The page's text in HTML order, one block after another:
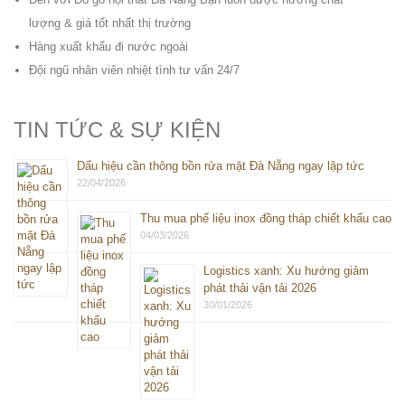
lượng & giá tốt nhất thị trường
Hàng xuất khẩu đi nước ngoài
Đội ngũ nhân viên nhiệt tình tư vấn 24/7
TIN TỨC & SỰ KIỆN
Dấu hiệu cần thông bồn rửa mặt Đà Nẵng ngay lập tức
22/04/2026
Thu mua phế liệu inox đồng tháp chiết khấu cao
04/03/2026
Logistics xanh: Xu hướng giảm
phát thải vận tải 2026
30/01/2026